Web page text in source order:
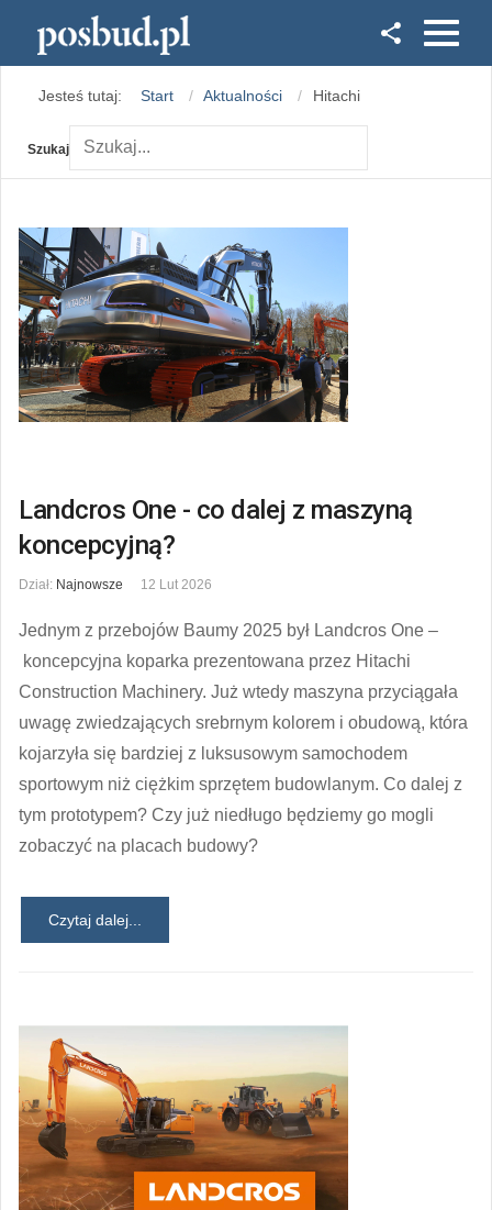
Instagram
Jesteś tutaj: Start Aktualności Hitachi
Szukaj
Landcros One - co dalej z maszyną
koncepcyjną?
Dział: Najnowsze 12 Lut 2026
Jednym z przebojów Baumy 2025 był Landcros One –
koncepcyjna koparka prezentowana przez Hitachi
Construction Machinery. Już wtedy maszyna przyciągała
uwagę zwiedzających srebrnym kolorem i obudową, która
kojarzyła się bardziej z luksusowym samochodem
sportowym niż ciężkim sprzętem budowlanym. Co dalej z
tym prototypem? Czy już niedługo będziemy go mogli
zobaczyć na placach budowy?
Czytaj dalej...